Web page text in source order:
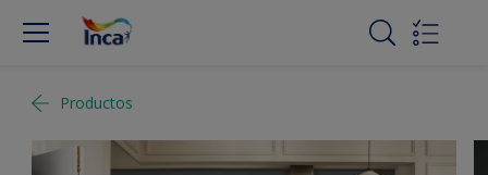
Productos